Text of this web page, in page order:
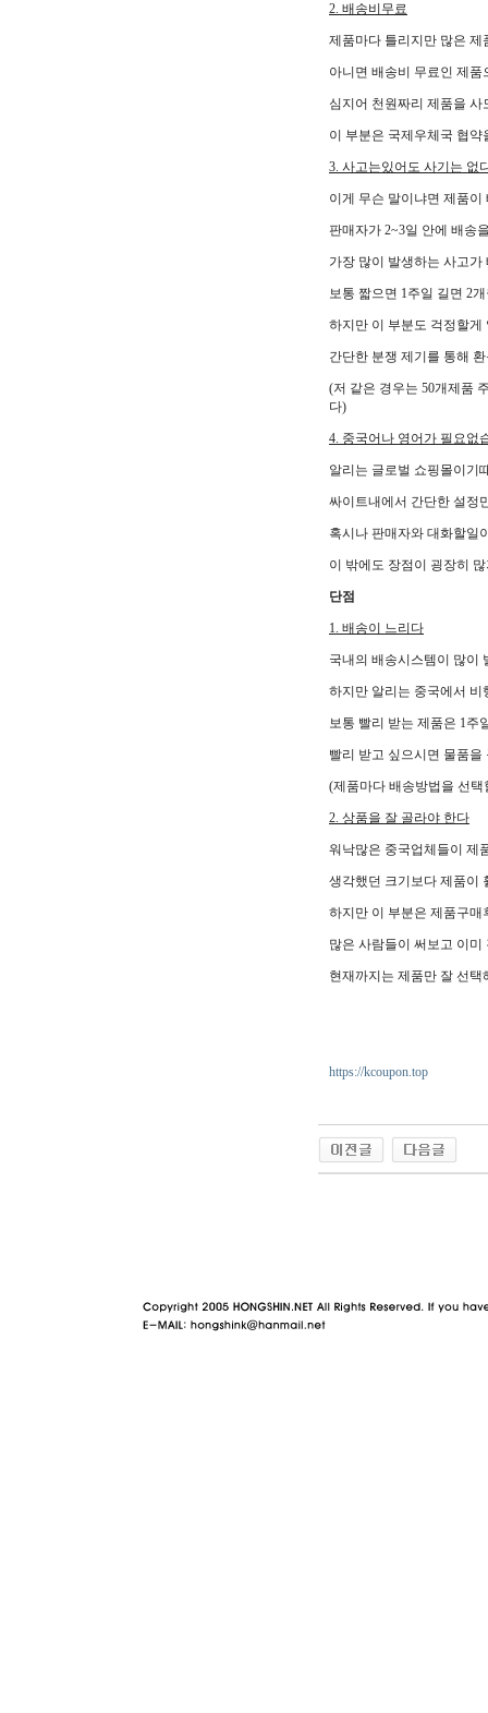
2. 배송비무료
제품마다 틀리지만 많은
아니면 배송비 무료인 제
심지어 천원짜리 제품을
이 부분은 국제우체국 협
3. 사고는있어도 사기는 없
이게 무슨 말이냐면 제품
판매자가 2~3일 안에 배송
가장 많이 발생하는 사고
보통 짧으면 1주일 길면 2
하지만 이 부분도 걱정할
간단한 분쟁 제기를 통해
(저 같은 경우는 50개제품
다)
4. 중국어나 영어가 필요없
알리는 글로벌 쇼핑몰이기
싸이트내에서 간단한 설정
혹시나 판매자와 대화할일
이 밖에도 장점이 굉장히
단점
1. 배송이 느리다
국내의 배송시스템이 많이
하지만 알리는 중국에서
보통 빨리 받는 제품은 1주
빨리 받고 싶으시면 물품을
(제품마다 배송방법을 선
2. 상품을 잘 골라야 한다
워낙많은 중국업체들이 제
생각했던 크기보다 제품이
하지만 이 부분은 제품구
많은 사람들이 써보고 이
현재까지는 제품만 잘 선
https://kcoupon.top